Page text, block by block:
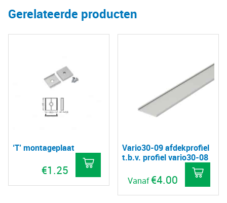
Gerelateerde producten
‘T’ montageplaat
€1.25
Vario30-09 afdekprofiel
t.b.v. profiel vario30-08
Vanaf€4.00
Dit